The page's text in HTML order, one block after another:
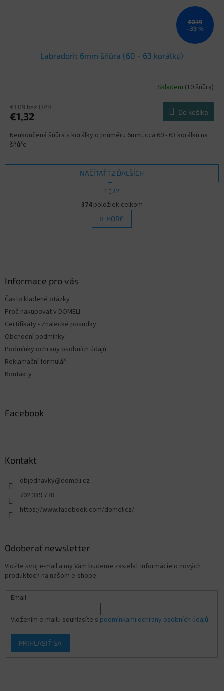
€2,19
–39 %
Labradorit 6mm šňůra (60 - 63 korálků)
Skladem (10 šňůra)
€1,09 bez DPH
€1,32 Do košíka
Neukončená šňůra s korálky o průměru 6mm. cca 60 - 63 korálků na
šňůře
O
v
l
á
NAČÍTAŤ 12 ĎALŠÍCH
S
t
r
á
n
k
1 32
374položiek celkom
HORE
Informace pro vás
Často kladené otázky
Proč nakupovat v DOMELI
Certifikáty - Znalecké posudky
Obchodní podmínky
Podmínky ochrany osobních údajů
Reklamační formulář
Kontakty
Facebook
Kontakt
objednavky@domeli.cz
702 389 778
https://www.facebook.com/domelicz/
Odoberať newsletter
Vložte svoj e-mail a my Vám budeme zasielať informácie o nových
produktoch na našom e-shope.
Email
Vložením e-mailu souhlasíte s podmínkami ochrany osobních údajů
PRIHLÁSIŤ SA